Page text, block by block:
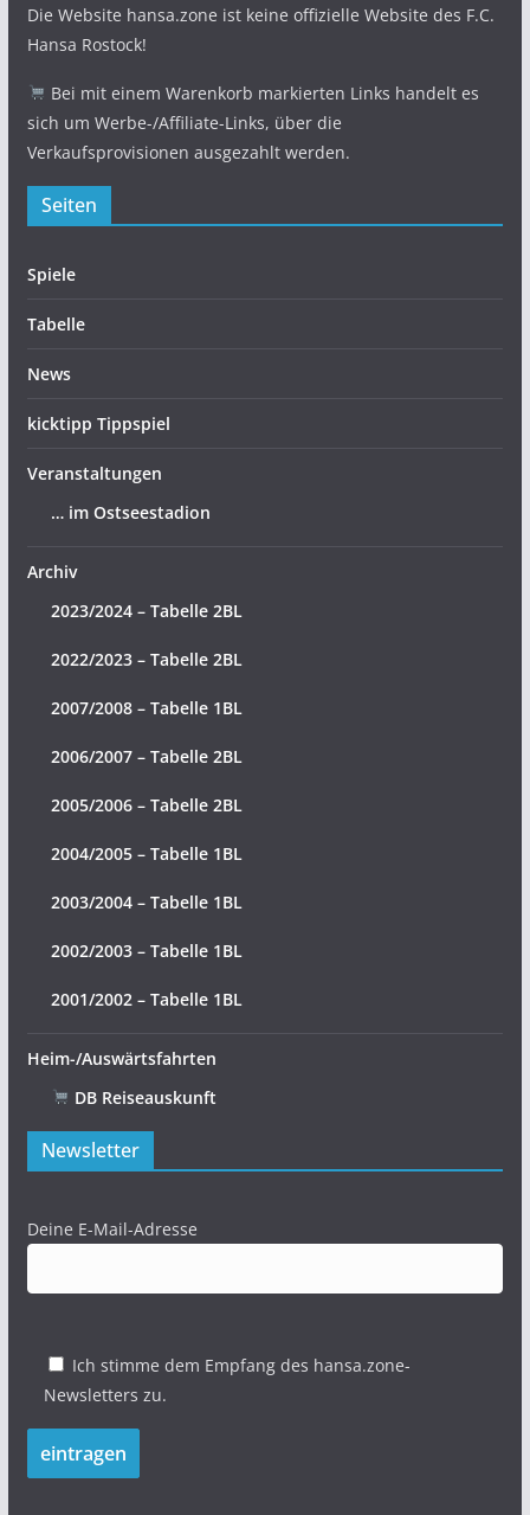
Die Website hansa.zone ist keine offizielle Website des F.C.
Hansa Rostock!
Bei mit einem Warenkorb markierten Links handelt es
sich um Werbe-/Affiliate-Links, über die
Verkaufsprovisionen ausgezahlt werden.
Seiten
Spiele
Tabelle
News
kicktipp Tippspiel
Veranstaltungen
… im Ostseestadion
Archiv
2023/2024 – Tabelle 2BL
2022/2023 – Tabelle 2BL
2007/2008 – Tabelle 1BL
2006/2007 – Tabelle 2BL
2005/2006 – Tabelle 2BL
2004/2005 – Tabelle 1BL
2003/2004 – Tabelle 1BL
2002/2003 – Tabelle 1BL
2001/2002 – Tabelle 1BL
Heim-/Auswärtsfahrten
DB Reiseauskunft
Newsletter
Deine E-Mail-Adresse
Ich stimme dem Empfang des hansa.zone-
Newsletters zu.